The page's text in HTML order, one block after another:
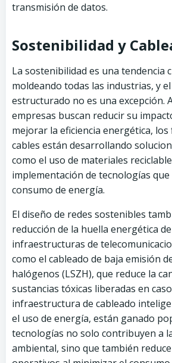
transmisión de datos.
Sostenibilidad y
La sostenibilidad es una tendencia
moldeando todas las industrias, y
estructurado no es una excepción.
empresas buscan reducir su
mejorar la eficiencia energética,
cables están desarrollando
como el uso de materiales
implementación de tecnologías que
consumo de energía.
El diseño de redes sostenibles
reducción de la huella energética
infraestructuras de
como el cableado de baja emisión
halógenos (LSZH), que reduce la
sustancias tóxicas liberadas en
infraestructura de cableado
el uso de energía, están ganado
tecnologías no solo contribuyen a
ambiental, sino que también